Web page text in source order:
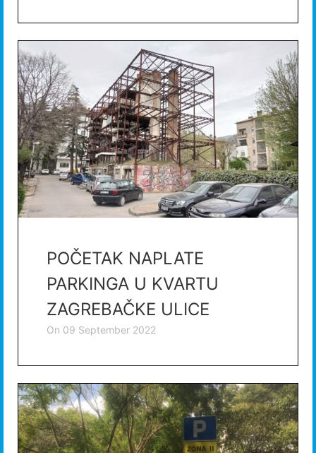
POČETAK NAPLATE
PARKINGA U KVARTU
ZAGREBAČKE ULICE
on 09 September 2022